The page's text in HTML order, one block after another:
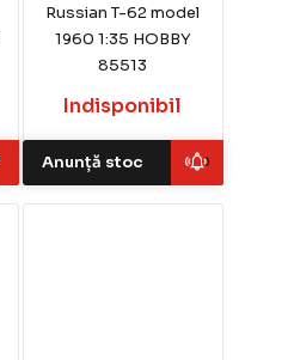
Russian T-62 model
1960 1:35 HOBBY
85513
Indisponibil
Anunță stoc